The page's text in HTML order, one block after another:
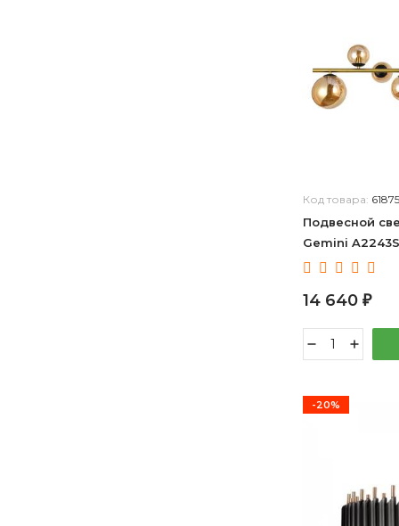
Код товара:
Подвесной
Gemini
14 640 ₽
-20%